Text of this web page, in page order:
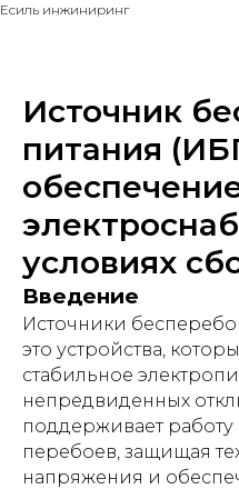
Есиль инжиниринг
Источник
питания
условиях
Введение
Источники
это устройства,
стабильное
непредвиденных
поддерживает
перебоев, защищая
напряжения и